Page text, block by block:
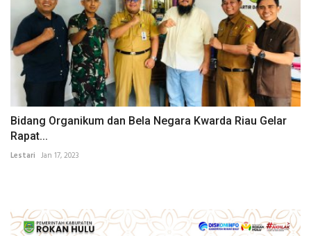
Bidang Organikum dan Bela Negara Kwarda Riau Gelar
Rapat...
Lestari Jan 17, 2023